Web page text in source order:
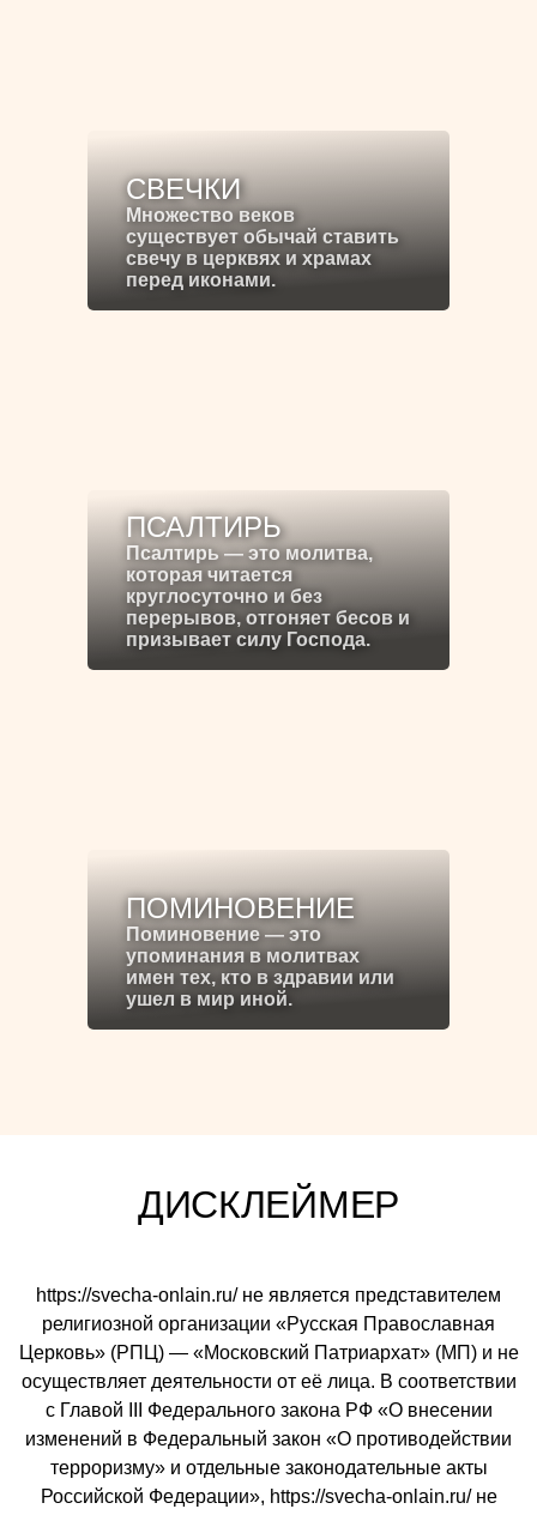
СВЕЧКИ
Множество веков
существует обычай ставить
свечу в церквях и храмах
перед иконами.
ПСАЛТИРЬ
Псалтирь — это молитва,
которая читается
круглосуточно и без
перерывов, отгоняет бесов и
призывает силу Господа.
ПОМИНОВЕНИЕ
Поминовение — это
упоминания в молитвах
имен тех, кто в здравии или
ушел в мир иной.
ДИСКЛЕЙМЕР
https://svecha-onlain.ru/ не является представителем
религиозной организации «Русская Православная
Церковь» (РПЦ) — «Московский Патриархат» (МП) и не
осуществляет деятельности от её лица. В соответствии
с Главой III Федерального закона РФ «О внесении
изменений в Федеральный закон «О противодействии
терроризму» и отдельные законодательные акты
Российской Федерации», https://svecha-onlain.ru/ не